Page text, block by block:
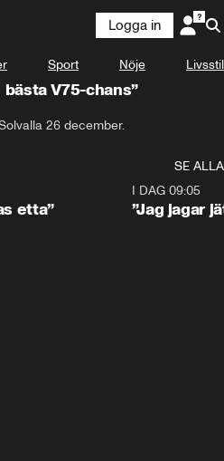
Logga in
Sport Nöje Livsstil
V75-chans”
26 december.
SE ALLA
etta”
I DAG 09:05
”Jag jagar